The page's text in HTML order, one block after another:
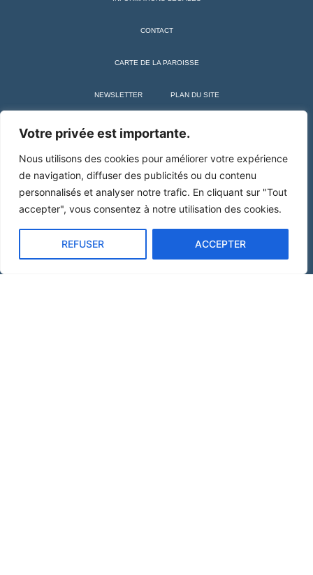
Votre privée est importante.
Nous utilisons des cookies pour améliorer votre expérience
de navigation, diffuser des publicités ou du contenu
personnalisés et analyser notre trafic. En cliquant sur "Tout
accepter", vous consentez à notre utilisation des cookies.
REFUSER ACCEPTER
CONTACT
CARTE DE LA PAROISSE
NEWSLETTER PLAN DU SITE
+ SAINT MARTIN DE TOURS